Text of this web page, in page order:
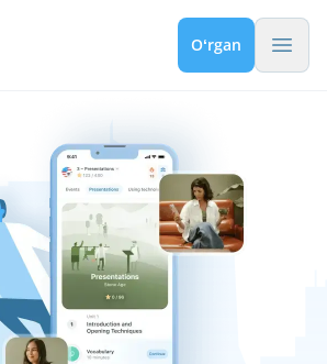
Oʻrgan